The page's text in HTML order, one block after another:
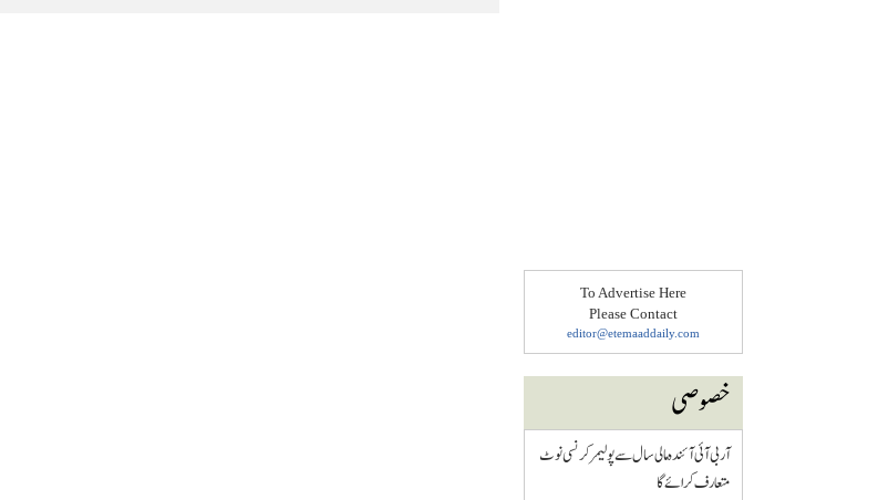
To Advertise Here
Please Contact
editor@etemaaddaily.com
خصوصی
آر بی آئی آئندہ مالی سال سے پولیمر کرنسی نوٹ
متعارف کرائے گا